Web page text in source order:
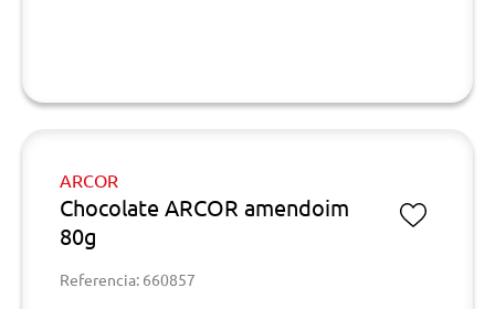
ARCOR
Chocolate ARCOR amendoim
80g
Referencia: 660857